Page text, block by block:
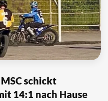
schickt
14:1 nach Hause